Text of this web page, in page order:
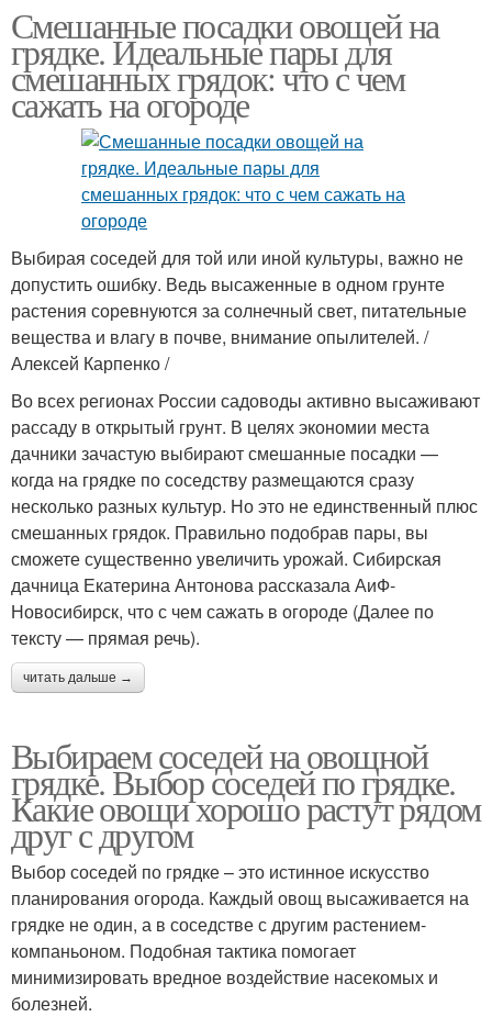
Смешанные посадки овощей на
грядке. Идеальные пары для
смешанных грядок: что с чем
сажать на огороде
Выбирая соседей для той или иной культуры, важно не
допустить ошибку. Ведь высаженные в одном грунте
растения соревнуются за солнечный свет, питательные
вещества и влагу в почве, внимание опылителей. /
Алексей Карпенко /
Во всех регионах России садоводы активно высаживают
рассаду в открытый грунт. В целях экономии места
дачники зачастую выбирают смешанные посадки —
когда на грядке по соседству размещаются сразу
несколько разных культур. Но это не единственный плюс
смешанных грядок. Правильно подобрав пары, вы
сможете существенно увеличить урожай. Сибирская
дачница Екатерина Антонова рассказала АиФ-
Новосибирск, что с чем сажать в огороде (Далее по
тексту — прямая речь).
читать дальше →
Выбираем соседей на овощной
грядке. Выбор соседей по грядке.
Какие овощи хорошо растут рядом
друг с другом
Выбор соседей по грядке – это истинное искусство
планирования огорода. Каждый овощ высаживается на
грядке не один, а в соседстве с другим растением-
компаньоном. Подобная тактика помогает
минимизировать вредное воздействие насекомых и
болезней.